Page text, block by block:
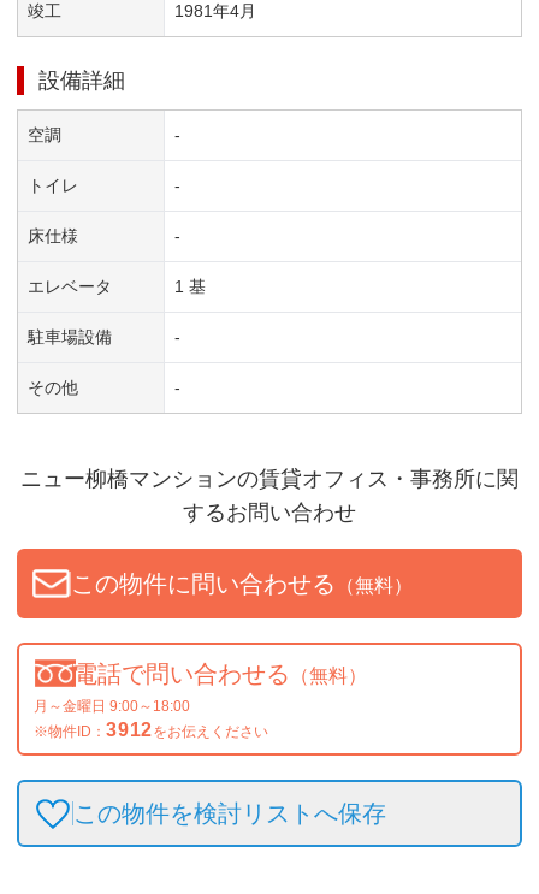
竣工 1981年4月
設備詳細
空調 -
トイレ -
床仕様 -
エレベータ 1 基
駐車場設備 -
その他 -
ニュー柳橋マンションの賃貸オフィス・事務所に関
するお問い合わせ
この物件に問い合わせる （無料）
電話で問い合わせる （無料）
月～金曜日 9:00～18:00
※物件ID： 3912をお伝えください
この物件を検討リストへ保存